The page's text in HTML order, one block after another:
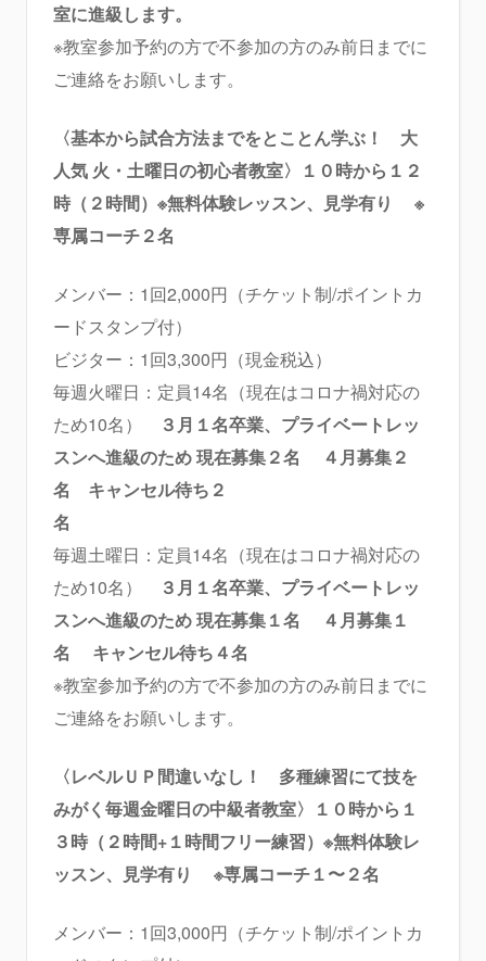
室に進級します。
※教室参加予約の方で不参加の方のみ前日までに
ご連絡をお願いします。
〈基本から試合方法までをとことん学ぶ！ 大
人気 火・土曜日の初心者教室〉１０時から１２
時（２時間）※無料体験レッスン、見学有り
※
専属コーチ２名
メンバー：1回2,000円（チケット制/ポイントカ
ードスタンプ付）
ビジター：1回3,300円（現金税込）
毎週火曜日：定員14名（現在はコロナ禍対応の
ため10名）
３月１名卒業、プライベートレッ
スンへ進級のため現在募集２名 ４月募集２
名
キャンセル待ち２
名
毎週土曜日：定員14名（現在はコロナ禍対応の
ため10名）
３月１名卒業、プライベートレッ
スンへ進級のため現在募集１名 ４月募集１
名 キャンセル待ち４名
※教室参加予約の方で不参加の方のみ前日までに
ご連絡をお願いします。
〈レベルＵＰ間違いなし！ 多種練習にて技を
みがく毎週金曜日の中級者教室〉１０時から１
３時（２時間+１時間フリー練習）※無料体験レ
ッスン、見学有り
※専属コーチ１〜２名
メンバー：1回3,000円（チケット制/ポイントカ